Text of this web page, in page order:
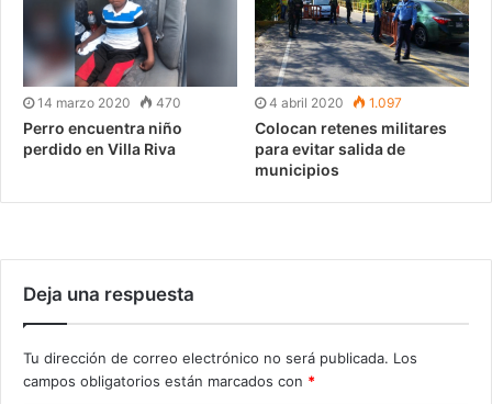
14 marzo 2020 470
Perro encuentra niño
perdido en Villa Riva
4 abril 2020 1.097
Colocan retenes militares
para evitar salida de
municipios
Deja una respuesta
Tu dirección de correo electrónico no será publicada. Los
campos obligatorios están marcados con *